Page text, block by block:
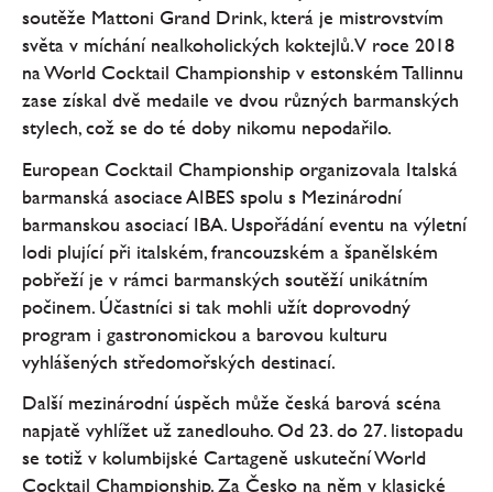
soutěže Mattoni Grand Drink, která je mistrovstvím
světa v míchání nealkoholických koktejlů. V roce 2018
na World Cocktail Championship v estonském Tallinnu
zase získal dvě medaile ve dvou různých barmanských
stylech, což se do té doby nikomu nepodařilo.
European Cocktail Championship organizovala Italská
barmanská asociace AIBES spolu s Mezinárodní
barmanskou asociací IBA. Uspořádání eventu na výletní
lodi plující při italském, francouzském a španělském
pobřeží je v rámci barmanských soutěží unikátním
počinem. Účastníci si tak mohli užít doprovodný
program i gastronomickou a barovou kulturu
vyhlášených středomořských destinací.
Další mezinárodní úspěch může česká barová scéna
napjatě vyhlížet už zanedlouho. Od 23. do 27. listopadu
se totiž v kolumbijské Cartageně uskuteční World
Cocktail Championship. Za Česko na něm v klasické